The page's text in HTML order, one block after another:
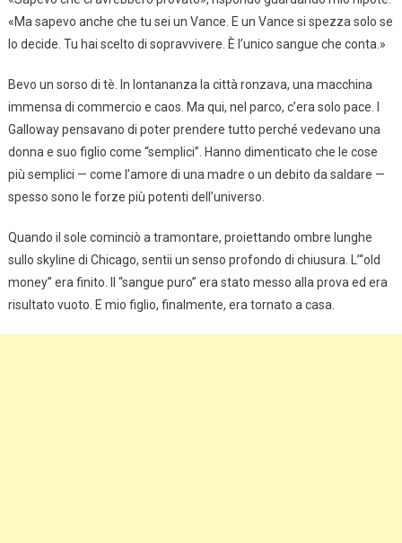
«Ma sapevo anche che tu sei un Vance. E un Vance si spezza solo se
lo decide. Tu hai scelto di sopravvivere. È l’unico sangue che conta.»
Bevo un sorso di tè. In lontananza la città ronzava, una macchina
immensa di commercio e caos. Ma qui, nel parco, c’era solo pace. I
Galloway pensavano di poter prendere tutto perché vedevano una
donna e suo figlio come “semplici”. Hanno dimenticato che le cose
più semplici — come l’amore di una madre o un debito da saldare —
spesso sono le forze più potenti dell’universo.
Quando il sole cominciò a tramontare, proiettando ombre lunghe
sullo skyline di Chicago, sentii un senso profondo di chiusura. L’“old
money” era finito. Il “sangue puro” era stato messo alla prova ed era
risultato vuoto. E mio figlio, finalmente, era tornato a casa.